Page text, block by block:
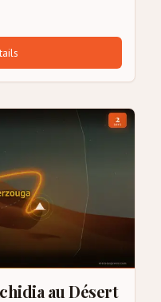
au Désert